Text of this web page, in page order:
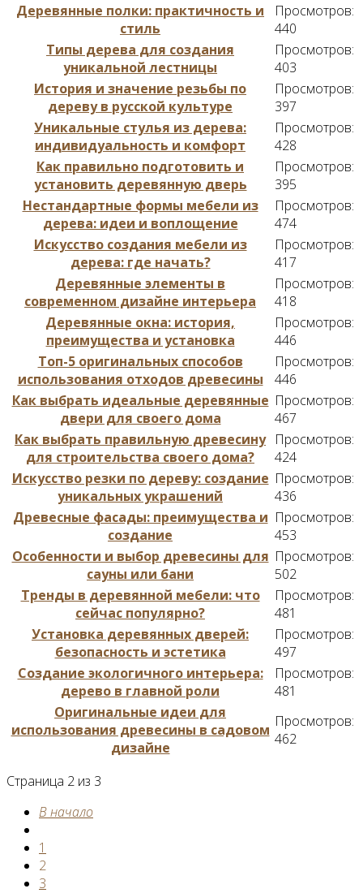
Деревянные полки: практичность и
стиль
Просмотров:
440
Типы дерева для создания
уникальной лестницы
Просмотров:
403
История и значение резьбы по
дереву в русской культуре
Просмотров:
397
Уникальные стулья из дерева:
индивидуальность и комфорт
Просмотров:
428
Как правильно подготовить и
установить деревянную дверь
Просмотров:
395
Нестандартные формы мебели из
дерева: идеи и воплощение
Просмотров:
474
Искусство создания мебели из
дерева: где начать?
Просмотров:
417
Деревянные элементы в
современном дизайне интерьера
Просмотров:
418
Деревянные окна: история,
преимущества и установка
Просмотров:
446
Топ-5 оригинальных способов
использования отходов древесины
Просмотров:
446
Как выбрать идеальные деревянные
двери для своего дома
Просмотров:
467
Как выбрать правильную древесину
для строительства своего дома?
Просмотров:
424
Искусство резки по дереву: создание
уникальных украшений
Просмотров:
436
Древесные фасады: преимущества и
создание
Просмотров:
453
Особенности и выбор древесины для
сауны или бани
Просмотров:
502
Тренды в деревянной мебели: что
сейчас популярно?
Просмотров:
481
Установка деревянных дверей:
безопасность и эстетика
Просмотров:
497
Создание экологичного интерьера:
дерево в главной роли
Просмотров:
481
Оригинальные идеи для
использования древесины в садовом
дизайне
Просмотров:
462
Страница 2 из 3
В начало
1
2
3